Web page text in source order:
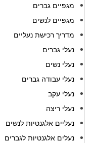
מגפיים גברים
מגפיים לנשים
מדריך רכישת נעליים
נעלי גברים
נעלי נשים
נעלי עבודה גברים
נעלי עקב
נעלי ריצה
נעליים אלגנטיות לנשים
נעלים אלגנטיות לגברים